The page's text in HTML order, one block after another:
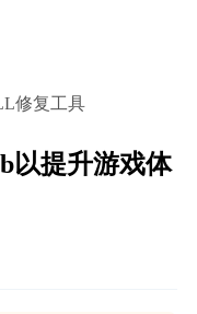
修复工具
以提升游戏体